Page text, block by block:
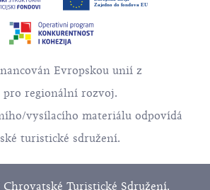
Evropskou unií z
pro regionální rozvoj.
vysílacího materiálu odpovídá
turistické sdružení.
Turistické Sdružení.